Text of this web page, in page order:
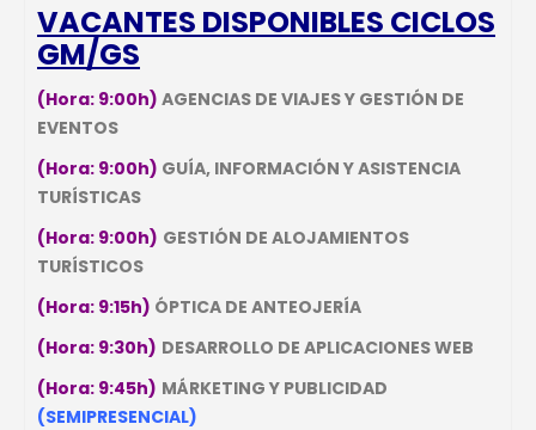
VACANTES DISPONIBLES CICLOS
GM/GS
(Hora: 9:00h) AGENCIAS DE VIAJES Y GESTIÓN DE
EVENTOS
(Hora: 9:00h) GUÍA, INFORMACIÓN Y ASISTENCIA
TURÍSTICAS
(Hora: 9:00h) GESTIÓN DE ALOJAMIENTOS
TURÍSTICOS
(Hora: 9:15h) ÓPTICA DE ANTEOJERÍA
(Hora: 9:30h) DESARROLLO DE APLICACIONES WEB
(Hora: 9:45h) MÁRKETING Y PUBLICIDAD
(SEMIPRESENCIAL)